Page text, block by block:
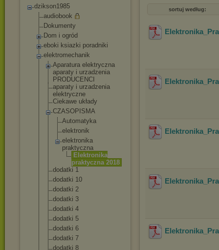
dzikson1985
audiobook
Dokumenty
Dom i ogród
eboki ksiazki poradniki
elektromechanik
Aparatura elektryczna
aparaty i urzadzenia
PRODUCENCI
aparaty i urzadzenia
elektryczne
Ciekawe układy
CZASOPISMA
Automatyka
elektronik
elektronika
praktyczna
Elektronika
praktyczna 2018
dodatki 1
dodatki 10
dodatki 2
dodatki 3
dodatki 4
dodatki 5
dodatki 6
dodatki 7
dodatki 8
sortuj według: